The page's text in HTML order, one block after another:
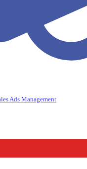
Ads Management